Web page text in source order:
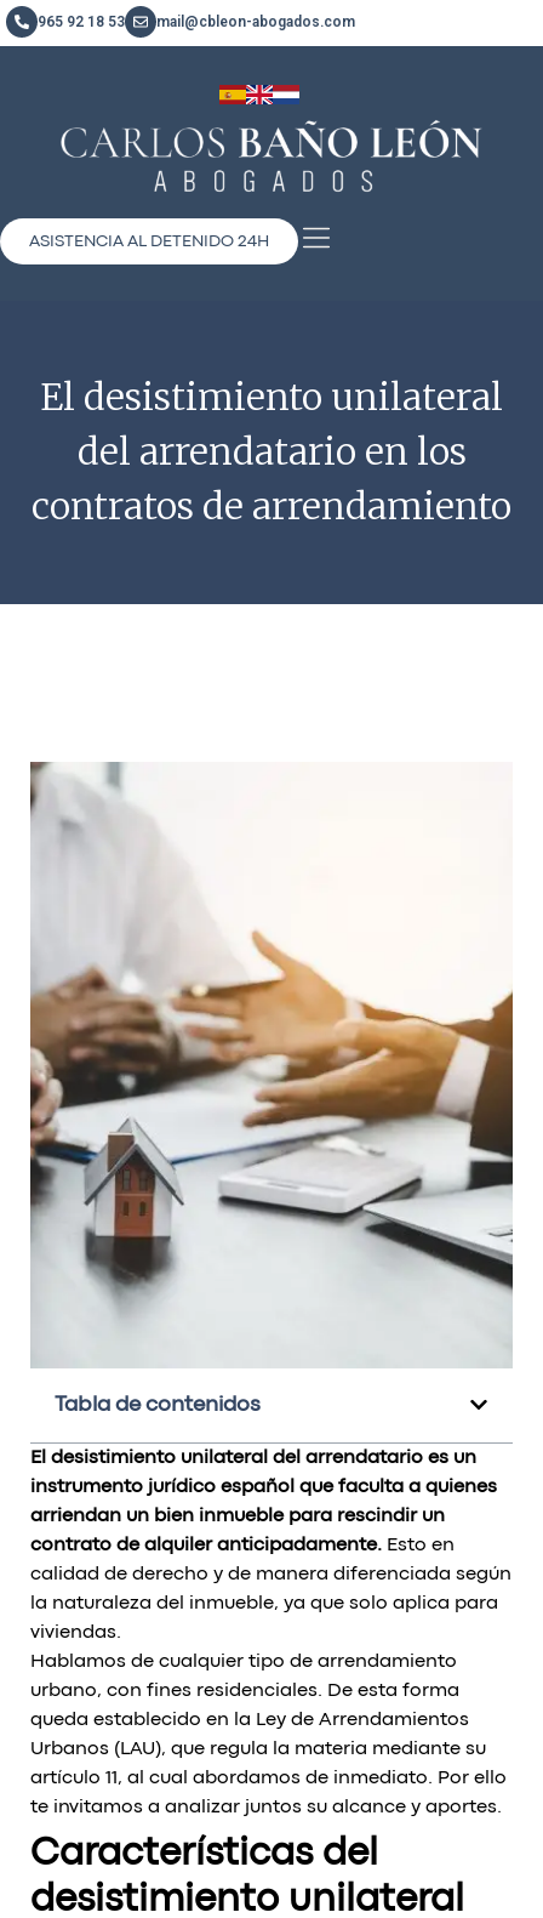
965 92 18 53 mail@cbleon-abogados.com
ASISTENCIA AL DETENIDO 24H
El desistimiento unilateral
del arrendatario en los
contratos de arrendamiento
Tabla de contenidos
El desistimiento unilateral del arrendatario es un
instrumento jurídico español que faculta a quienes
arriendan un bien inmueble para rescindir un
contrato de alquiler anticipadamente. Esto en
calidad de derecho y de manera diferenciada según
la naturaleza del inmueble, ya que solo aplica para
viviendas.
Hablamos de cualquier tipo de arrendamiento
urbano, con fines residenciales. De esta forma
queda establecido en la Ley de Arrendamientos
Urbanos (LAU), que regula la materia mediante su
artículo 11, al cual abordamos de inmediato. Por ello
te invitamos a analizar juntos su alcance y aportes.
Características del
desistimiento unilateral